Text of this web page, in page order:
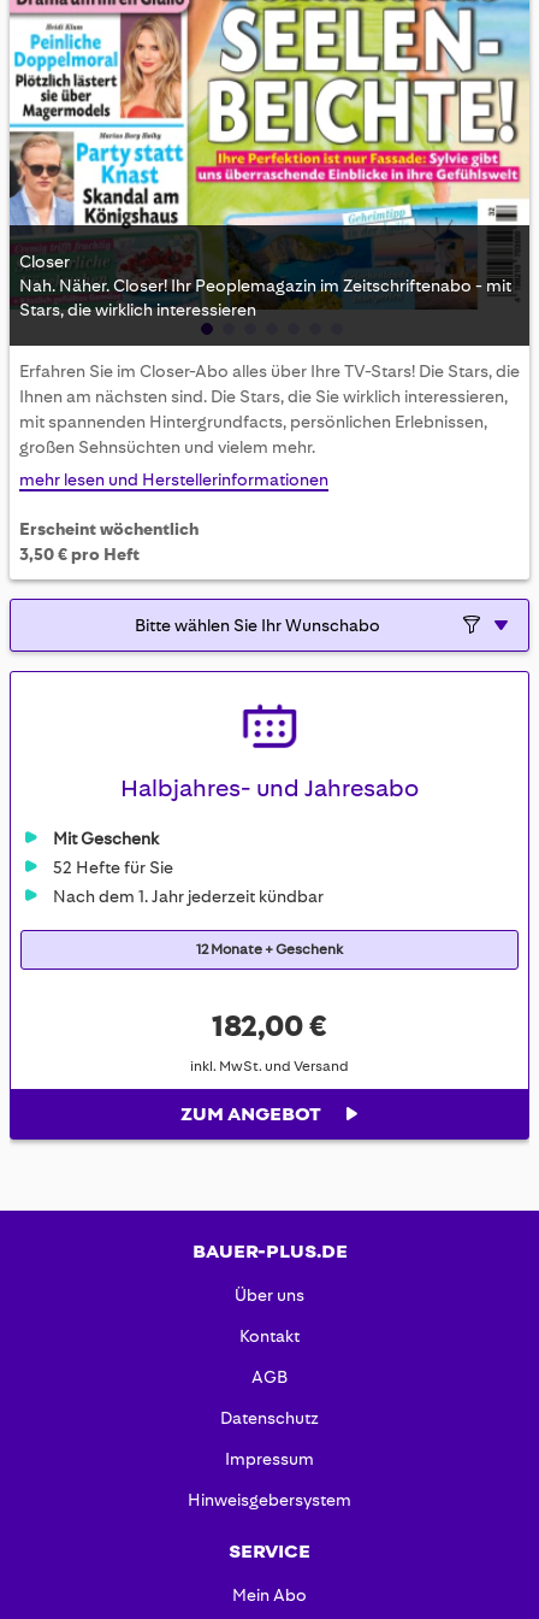
to
the
beginning
of
the
gallery
Closer
Nah. Näher. Closer! Ihr Peoplemagazin im Zeitschriftenabo - mit
Stars, die wirklich interessieren
Erfahren Sie im Closer-Abo alles über Ihre TV-Stars! Die Stars, die
Ihnen am nächsten sind. Die Stars, die Sie wirklich interessieren,
mit spannenden Hintergrundfacts, persönlichen Erlebnissen,
großen Sehnsüchten und vielem mehr.
mehr lesen und Herstellerinformationen
Erscheint wöchentlich
3,50 € pro Heft
Halbjahres- und Jahresabo
Mit Geschenk
52 Hefte für Sie
Nach dem 1. Jahr jederzeit kündbar
12 Monate + Geschenk
182,00 €
inkl. MwSt. und Versand
ZUM ANGEBOT
BAUER-PLUS.DE
Über uns
Kontakt
AGB
Datenschutz
Impressum
Hinweisgebersystem
SERVICE
Mein Abo